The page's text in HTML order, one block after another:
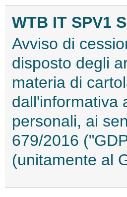
WTB IT SPV1
Avviso di
disposto degli
materia di
dall'informativa
personali, ai
679/2016
(unitamente al